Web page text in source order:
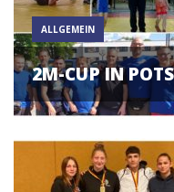
ALLGEMEIN
2M-CUP IN